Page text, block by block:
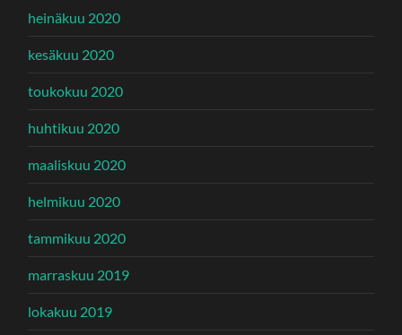
heinäkuu 2020
kesäkuu 2020
toukokuu 2020
huhtikuu 2020
maaliskuu 2020
helmikuu 2020
tammikuu 2020
marraskuu 2019
lokakuu 2019